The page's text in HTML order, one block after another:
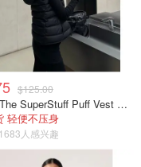
$125.00
Aritzia The SuperStuff Puff Vest 轻盈亮面马甲
轻便不压身
1683人感兴趣